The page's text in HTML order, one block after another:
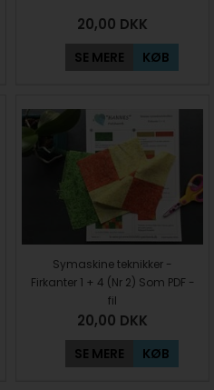
20,00 DKK
SE MERE KØB
Symaskine teknikker -
Firkanter 1 + 4 (Nr 2) Som PDF -
fil
20,00 DKK
SE MERE KØB